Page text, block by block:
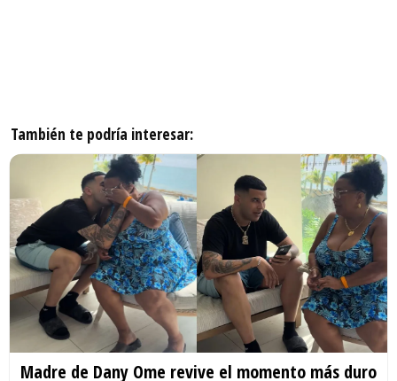
También te podría interesar:
Madre de Dany Ome revive el momento más duro